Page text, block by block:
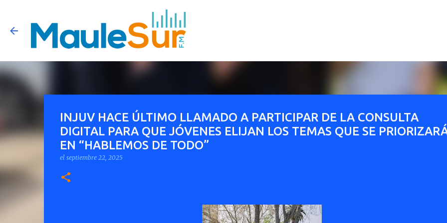
INJUV HACE ÚLTIMO LLAMADO A PARTICIPAR DE LA CONSULTA
DIGITAL PARA QUE JÓVENES ELIJAN LOS TEMAS QUE SE
EN “HABLEMOS DE TODO”
el septiembre 22, 2025